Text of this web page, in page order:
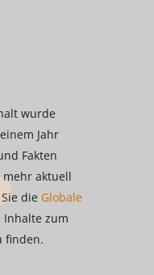
wurde
Jahr
Fakten
aktuell
die Globale
zum
finden.